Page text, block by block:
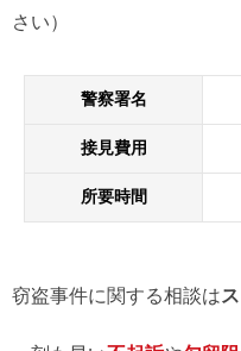
さい）
警察署名
接見費用
所要時間
窃盗事件に関する相談は